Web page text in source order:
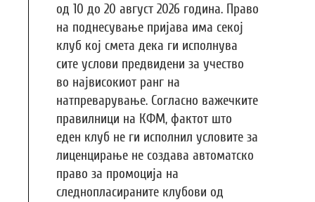
од 10 до 20 август 2026 година. Право
на поднесување пријава има секој
клуб кој смета дека ги исполнува
сите услови предвидени за учество
во највисокиот ранг на
натпреварување. Согласно важечките
правилници на КФМ, фактот што
еден клуб не ги исполнил условите за
лиценцирање не создава автоматско
право за промоција на
следнопласираните клубови од